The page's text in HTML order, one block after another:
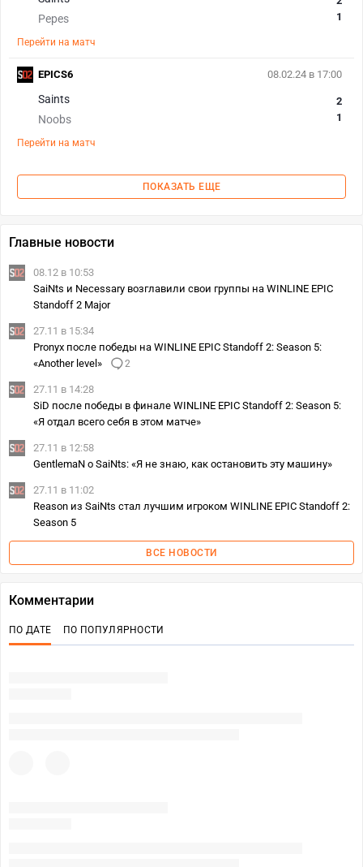
Pepes
1
Перейти на матч
08.02.24 в 17:00
Saints
Noobs
2
1
Перейти на матч
EPICS6
ПОКАЗАТЬ ЕЩЕ
Главные новости
08.12 в 10:53
SaiNts и Necessary возглавили свои группы на WINLINE EPIC
Standoff 2 Major
27.11 в 15:34
Pronyx после победы на WINLINE EPIC Standoff 2: Season 5:
«Another level»
2
27.11 в 14:28
SiD после победы в финале WINLINE EPIC Standoff 2: Season 5:
«Я отдал всего себя в этом матче»
27.11 в 12:58
GentlemaN о SaiNts: «Я не знаю, как остановить эту машину»
27.11 в 11:02
Reason из SaiNts стал лучшим игроком WINLINE EPIC Standoff 2:
Season 5
ВСЕ НОВОСТИ
Комментарии
ПО ДАТЕ ПО ПОПУЛЯРНОСТИ